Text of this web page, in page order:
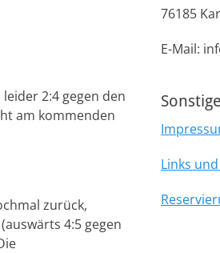
2:4 gegen den
am kommenden
zurück,
4:5 gegen
76185
E-Mail:
Links